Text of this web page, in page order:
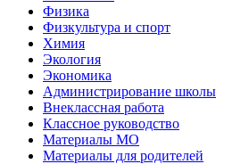
Физика
Физкультура и спорт
Химия
Экология
Экономика
Администрирование школы
Внеклассная работа
Классное руководство
Материалы МО
Материалы для родителей